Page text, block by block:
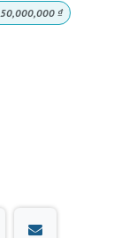
50,000,000 ₫